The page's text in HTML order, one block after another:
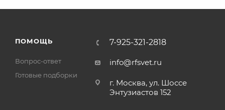
ПОМОЩЬ
Вопрос-ответ
Готовые подборки
7-925-321-2818
info@rfsvet.ru
г. Москва, ул. Шоссе
Энтузиастов 152